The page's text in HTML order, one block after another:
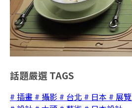
話題嚴選 TAGS
# 插畫 # 攝影 # 台北 # 日本 # 展覽